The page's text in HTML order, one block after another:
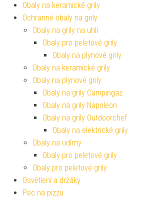
Obaly na keramické grily
Ochranné obaly na grily
Obaly na grily na uhlí
Obaly pro peletové grily
Obaly na plynové grily
Obaly na keramické grily
Obaly na plynové grily
Obaly na grily Campingaz
Obaly na grily Napoleon
Obaly na grily Outdoorchef
Obaly na elektrické grily
Obaly na udírny
Obaly pro peletové grily
Obaly pro peletové grily
Osvětlení a držáky
Pec na pizzu